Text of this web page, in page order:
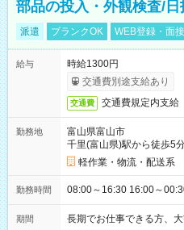
部品の投入・外観検査/
派遣 ブランクOK WEB登録・面
給与
時給1300円
交通費別途支給あり
交通費 交通費規定内支給
勤務地
富山県富山市
千里(富山県)駅から徒歩5
軽作業・物流・配送系
勤務時間 08:00～16:30 16:00～
期間 長期でお仕事できる方、大